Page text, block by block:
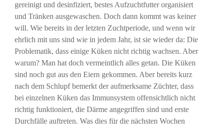
gereinigt und desinfiziert, bestes Aufzuchtfutter organisiert
und Tränken ausgewaschen. Doch dann kommt was keiner
will. Wie bereits in der letzten Zuchtperiode, und wenn wir
ehrlich mit uns sind wie in jedem Jahr, ist sie wieder da: Die
Problematik, dass einige Küken nicht richtig wachsen. Aber
warum? Man hat doch vermeintlich alles getan. Die Küken
sind noch gut aus den Eiern gekommen. Aber bereits kurz
nach dem Schlupf bemerkt der aufmerksame Züchter, dass
bei einzelnen Küken das Immunsystem offensichtlich nicht
richtig funktioniert, die Därme angegriffen sind und erste
Durchfälle auftreten. Was dies für die nächsten Wochen